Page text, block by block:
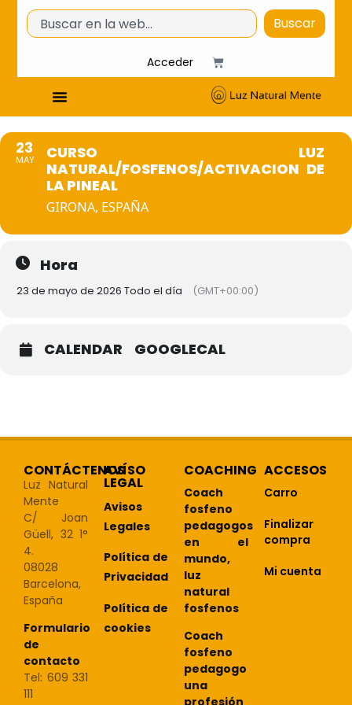
Buscar
Acceder
23
MAY
CURSO LUZ
NATURAL/FOSFENOS/ACTIVACION DE
LA PINEAL
GIRONA, ESPAÑA
Hora
23 de mayo de 2026 Todo el día (GMT+00:00)
CALENDAR GOOGLECAL
CONTÁCTENOS
Luz Natural
Mente
C/ Joan
Güell, 32 1°
4.
08028
Barcelona,
España
Formulario
de
contacto
Tel: 609 331
111
AVÍSO
LEGAL
Avisos
Legales
Política de
Privacidad
Política de
cookies
COACHING
Coach
fosfeno
pedagogos
en el
mundo,
luz
natural
fosfenos
Coach
fosfeno
pedagogo
una
ACCESOS
Carro
Finalizar
compra
Mi cuenta